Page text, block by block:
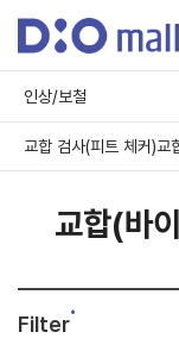
인상/보철
교합 검사(피트 체커)교
교합(바
Filter